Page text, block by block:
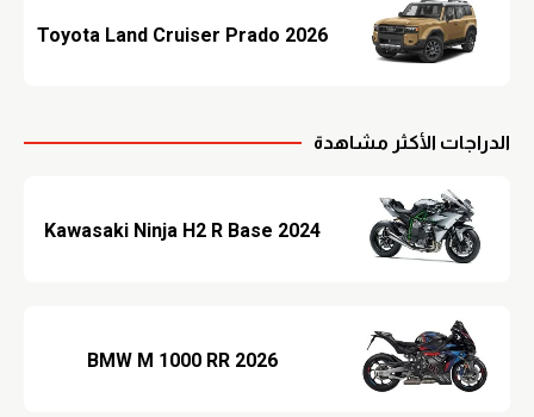
Toyota Land Cruiser Prado 2026
الدراجات الأكثر مشاهدة
2024 Kawasaki Ninja H2 R Base
2026 BMW M 1000 RR